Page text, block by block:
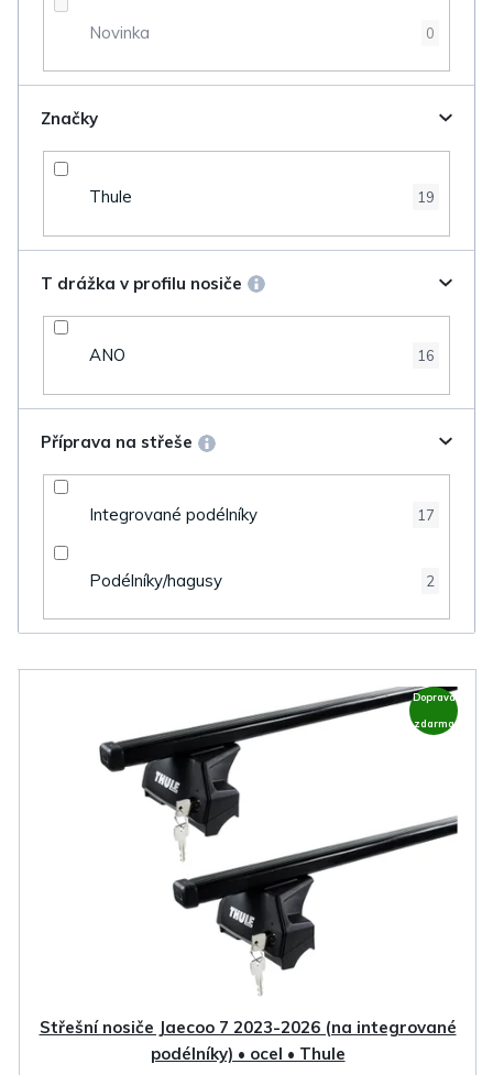
Novinka 0
Značky
Thule 19
T drážka v profilu nosiče
ANO 16
Příprava na střeše
Integrované podélníky 17
Podélníky/hagusy 2
Doprava
zdarma
Střešní nosiče Jaecoo 7 2023-2026 (na integrované
podélníky) • ocel • Thule